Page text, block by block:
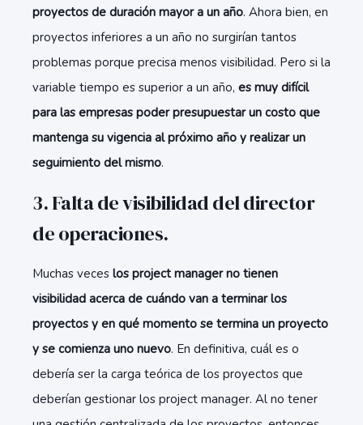
proyectos de duración mayor a un año. Ahora bien, en
proyectos inferiores a un año no surgirían tantos
problemas porque precisa menos visibilidad. Pero si la
variable tiempo es superior a un año, es muy difícil
para las empresas poder presupuestar un costo que
mantenga su vigencia al próximo año y realizar un
seguimiento del mismo.
3. Falta de visibilidad del director
de operaciones.
Muchas veces los project manager no tienen
visibilidad acerca de cuándo van a terminar los
proyectos y en qué momento se termina un proyecto
y se comienza uno nuevo. En definitiva, cuál es o
debería ser la carga teórica de los proyectos que
deberían gestionar los project manager. Al no tener